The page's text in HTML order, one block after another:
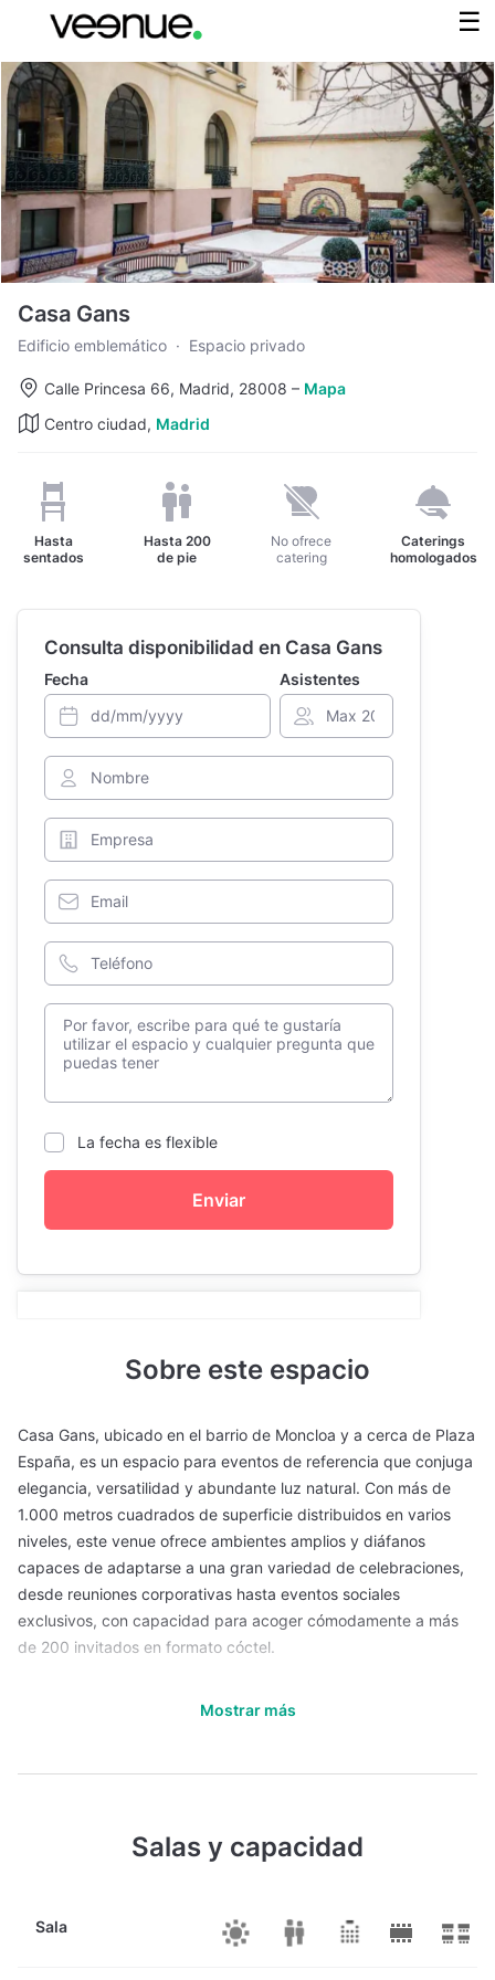
Casa Gans
Edificio emblemático · Espacio privado
Calle Princesa 66, Madrid, 28008 – Mapa
Centro ciudad, Madrid
Hasta
sentados
Hasta 200
de pie
No ofrece
catering
Caterings
homologados
Consulta disponibilidad en Casa Gans
Fecha Asistentes
La fecha es flexible
Enviar
Sobre este espacio
Casa Gans, ubicado en el barrio de Moncloa y a cerca de Plaza
España, es un espacio para eventos de referencia que conjuga
elegancia, versatilidad y abundante luz natural. Con más de
1.000 metros cuadrados de superficie distribuidos en varios
niveles, este venue ofrece ambientes amplios y diáfanos
capaces de adaptarse a una gran variedad de celebraciones,
desde reuniones corporativas hasta eventos sociales
exclusivos, con capacidad para acoger cómodamente a más
de 200 invitados en formato cóctel.
de Carruajes, que abre paso a un cautivador Patio Jardín, un
áreas según los requerimientos específicos de cada evento. Ya
ambiente ideal que realce la experiencia de los asistentes.
Mostrar más
Salas y capacidad
Sala